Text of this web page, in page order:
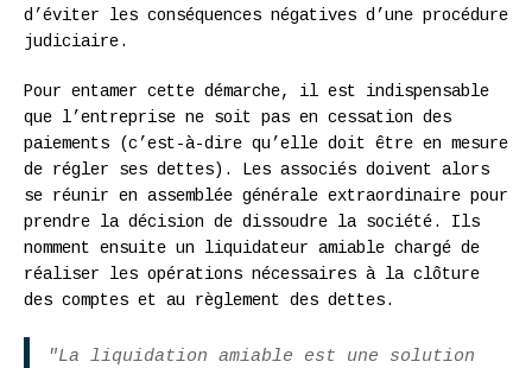
d’éviter les conséquences négatives d’une procédure
judiciaire.
Pour entamer cette démarche, il est indispensable
que l’entreprise ne soit pas en cessation des
paiements (c’est-à-dire qu’elle doit être en mesure
de régler ses dettes). Les associés doivent alors
se réunir en assemblée générale extraordinaire pour
prendre la décision de dissoudre la société. Ils
nomment ensuite un liquidateur amiable chargé de
réaliser les opérations nécessaires à la clôture
des comptes et au règlement des dettes.
"La liquidation amiable est une solution